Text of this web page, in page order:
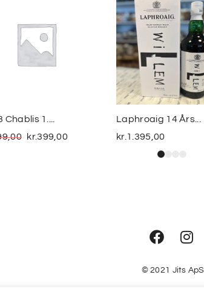
Chablis 1....
kr.399,00
Laphroaig 14 Års...
kr. 1.395,00
© 2021 Jits ApS